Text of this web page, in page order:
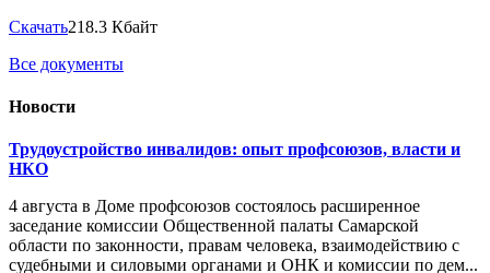
Скачать218.3 Кбайт
Все документы
Новости
Трудоустройство инвалидов: опыт профсоюзов, власти и
НКО
4 августа в Доме профсоюзов состоялось расширенное
заседание комиссии Общественной палаты Самарской
области по законности, правам человека, взаимодействию с
судебными и силовыми органами и ОНК и комиссии по дем...